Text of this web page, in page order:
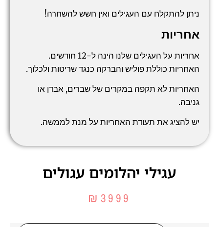
ניתן להתקלח עם העגילים ואין חשש להשחרה!
אחריות
אחריות על העגילים שלנו הינה ל-12 חודשים.
האחריות כוללת פוליש והברקה כנגד שריטות ולכלוך.
האחריות לא תקפה במקרים של שברים, אבדן או
גניבה.
יש להציג את תעודת האחריות על מנת לממשה.
עגילי יהלומים עגולים
₪ 3999